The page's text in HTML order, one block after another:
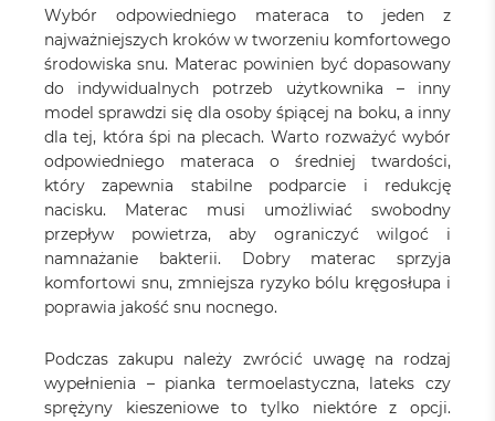
Wybór odpowiedniego materaca to jeden z
najważniejszych kroków w tworzeniu komfortowego
środowiska snu. Materac powinien być dopasowany
do indywidualnych potrzeb użytkownika – inny
model sprawdzi się dla osoby śpiącej na boku, a inny
dla tej, która śpi na plecach. Warto rozważyć wybór
odpowiedniego materaca o średniej twardości,
który zapewnia stabilne podparcie i redukcję
nacisku. Materac musi umożliwiać swobodny
przepływ powietrza, aby ograniczyć wilgoć i
namnażanie bakterii. Dobry materac sprzyja
komfortowi snu, zmniejsza ryzyko bólu kręgosłupa i
poprawia jakość snu nocnego.
Podczas zakupu należy zwrócić uwagę na rodzaj
wypełnienia – pianka termoelastyczna, lateks czy
sprężyny kieszeniowe to tylko niektóre z opcji.